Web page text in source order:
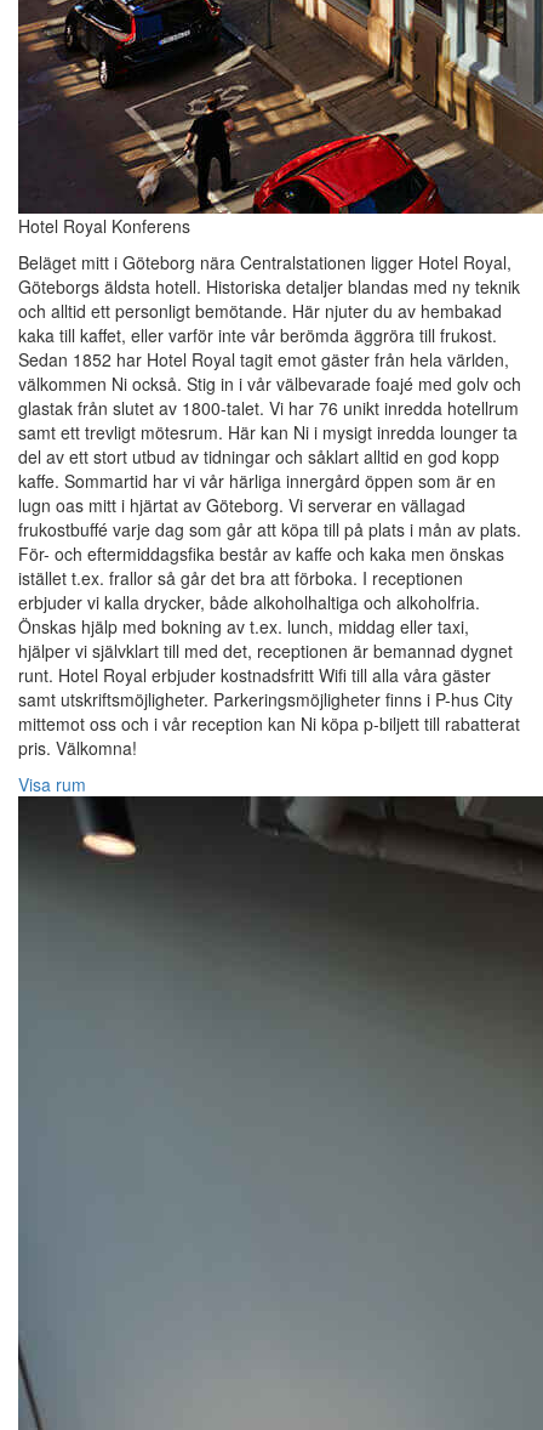
Hotel Royal Konferens
Beläget mitt i Göteborg nära Centralstationen ligger Hotel Royal,
Göteborgs äldsta hotell. Historiska detaljer blandas med ny teknik
och alltid ett personligt bemötande. Här njuter du av hembakad
kaka till kaffet, eller varför inte vår berömda äggröra till frukost.
Sedan 1852 har Hotel Royal tagit emot gäster från hela världen,
välkommen Ni också. Stig in i vår välbevarade foajé med golv och
glastak från slutet av 1800-talet. Vi har 76 unikt inredda hotellrum
samt ett trevligt mötesrum. Här kan Ni i mysigt inredda lounger ta
del av ett stort utbud av tidningar och såklart alltid en god kopp
kaffe. Sommartid har vi vår härliga innergård öppen som är en
lugn oas mitt i hjärtat av Göteborg. Vi serverar en vällagad
frukostbuffé varje dag som går att köpa till på plats i mån av plats.
För- och eftermiddagsfika består av kaffe och kaka men önskas
istället t.ex. frallor så går det bra att förboka. I receptionen
erbjuder vi kalla drycker, både alkoholhaltiga och alkoholfria.
Önskas hjälp med bokning av t.ex. lunch, middag eller taxi,
hjälper vi självklart till med det, receptionen är bemannad dygnet
runt. Hotel Royal erbjuder kostnadsfritt Wifi till alla våra gäster
samt utskriftsmöjligheter. Parkeringsmöjligheter finns i P-hus City
mittemot oss och i vår reception kan Ni köpa p-biljett till rabatterat
pris. Välkomna!
Visa rum